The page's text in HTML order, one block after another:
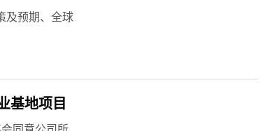
及预期、全球
基地项目